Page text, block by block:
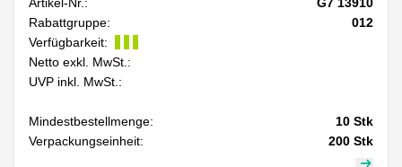
Rabattgruppe:
012
Verfügbarkeit:
Netto exkl. MwSt.:
UVP inkl. MwSt.:
Mindestbestellmenge: 10 Stk
Verpackungseinheit:
200 Stk